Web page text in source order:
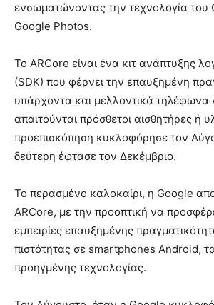
ενσωματώνοντας την τεχνολογία του
Google Photos.
Το ARCore είναι ένα κιτ ανάπτυξης
(SDK) που φέρνει την επαυξημένη
υπάρχοντα και μελλοντικά τηλέφωνα
απαιτούνται πρόσθετοι αισθητήρες ή
προεπισκόπηση κυκλοφόρησε τον
δεύτερη έφτασε τον Δεκέμβριο.
Το περασμένο καλοκαίρι, η Google
ARCore, με την προοπτική να
εμπειρίες επαυξημένης
πιστότητας σε smartphones Android,
προηγμένης τεχνολογίας.